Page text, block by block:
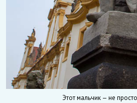
Этот мальчик — не